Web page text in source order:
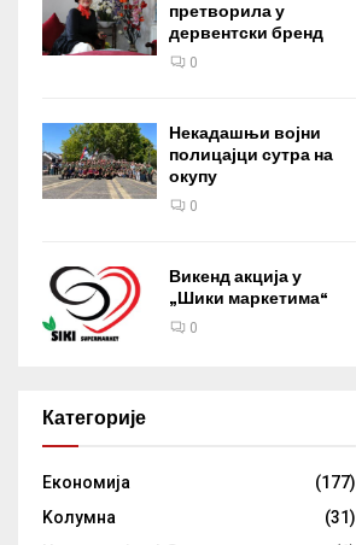
претворила у
дервентски бренд
0
Некадашњи војни
полицајци сутра на
окупу
0
Викенд акција у
„Шики маркетима“
0
Категорије
Eкономија
(177)
Kолумнa
(31)